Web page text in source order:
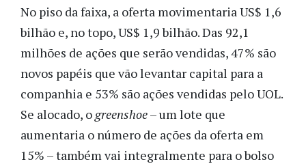
No piso da faixa, a oferta movimentaria US$ 1,6
bilhão e, no topo, US$ 1,9 bilhão. Das 92,1
milhões de ações que serão vendidas, 47% são
novos papéis que vão levantar capital para a
companhia e 53% são ações vendidas pelo UOL.
Se alocado, o greenshoe– um lote que
aumentaria o número de ações da oferta em
15% – também vai integralmente para o bolso